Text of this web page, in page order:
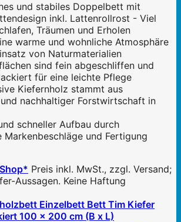
und stabiles Doppelbett mit
inkl. Lattenrollrost - Viel
Träumen und Erholen
warme und wohnliche Atmosphäre
von Naturmaterialien
sind fein abgeschliffen und
für eine leichte Pflege
Kiefernholz stammt aus
nachhaltiger Forstwirtschaft in
schneller Aufbau durch
Markenbeschläge und Fertigung
Preis inkl. MwSt., zzgl. Versand;
Aussagen. Keine Haftung